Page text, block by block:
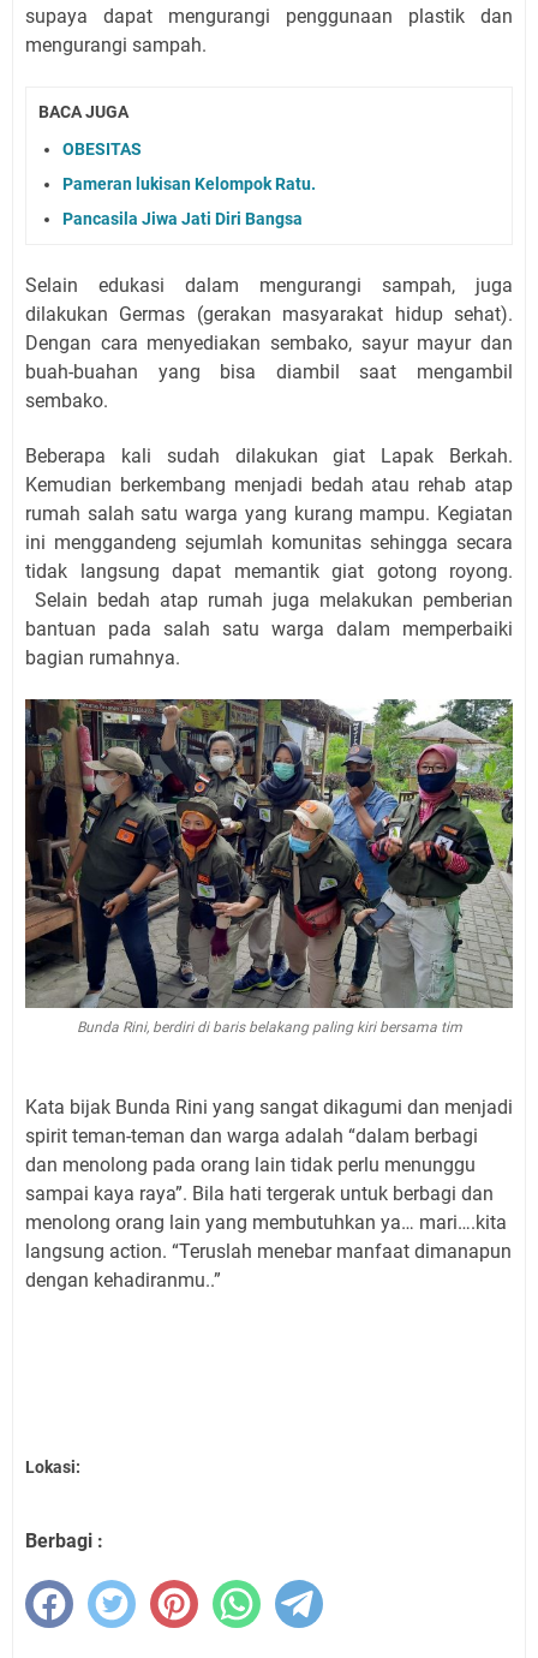
supaya dapat mengurangi penggunaan plastik dan
mengurangi sampah.
BACA JUGA
OBESITAS
Pameran lukisan Kelompok Ratu.
Pancasila Jiwa Jati Diri Bangsa
Selain edukasi dalam mengurangi sampah, juga
dilakukan Germas (gerakan masyarakat hidup sehat).
Dengan cara menyediakan sembako, sayur mayur dan
buah-buahan yang bisa diambil saat mengambil
sembako.
Beberapa kali sudah dilakukan giat Lapak Berkah.
Kemudian berkembang menjadi bedah atau rehab atap
rumah salah satu warga yang kurang mampu. Kegiatan
ini menggandeng sejumlah komunitas sehingga secara
tidak langsung dapat memantik giat gotong royong.
Selain bedah atap rumah juga melakukan pemberian
bantuan pada salah satu warga dalam memperbaiki
bagian rumahnya.
Bunda Rini, berdiri di baris belakang paling kiri bersama tim
Kata bijak Bunda Rini yang sangat dikagumi dan menjadi
spirit teman-teman dan warga adalah “dalam berbagi
dan menolong pada orang lain tidak perlu menunggu
sampai kaya raya”. Bila hati tergerak untuk berbagi dan
menolong orang lain yang membutuhkan ya… mari….kita
langsung action. “Teruslah menebar manfaat dimanapun
dengan kehadiranmu..”
Lokasi:
Berbagi :